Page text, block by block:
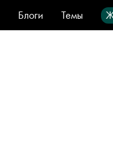
Блоги Темы
Стиль
Видео